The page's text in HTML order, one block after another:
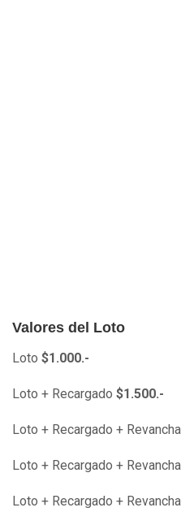
Valores del Loto
Loto $1.000.-
Loto + Recargado $1.500.-
Loto + Recargado + Revancha
Loto + Recargado +
Loto + Recargado +